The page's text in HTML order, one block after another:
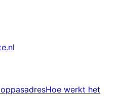
Hoe werkt het